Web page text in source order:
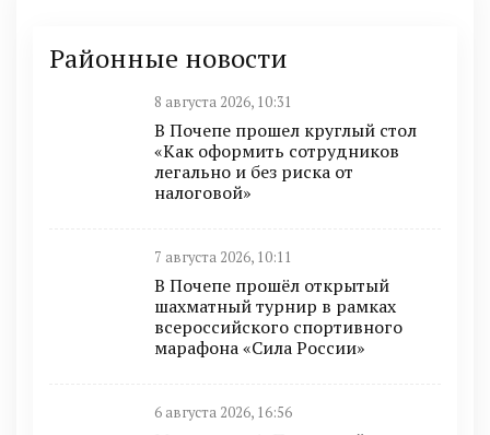
Районные новости
8 августа 2026, 10:31
В Почепе прошел круглый стол
«Как оформить сотрудников
легально и без риска от
налоговой»
7 августа 2026, 10:11
В Почепе прошёл открытый
шахматный турнир в рамках
всероссийского спортивного
марафона «Сила России»
6 августа 2026, 16:56